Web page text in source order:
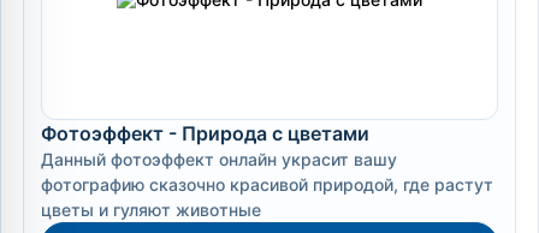
Фотоэффект - Природа с цветами
Данный фотоэффект онлайн украсит вашу
фотографию сказочно красивой природой, где растут
цветы и гуляют животные